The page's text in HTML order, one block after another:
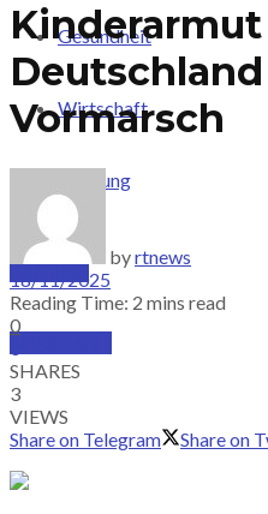
Gesundheit
Wirtschaft
Meinung
PRICING
SUBSCRIBE
Vormarsch
byrtnews
18/11/2025
Reading Time: 2 mins read
0
SHARES
3
VIEWS
Share on Telegram
Share on